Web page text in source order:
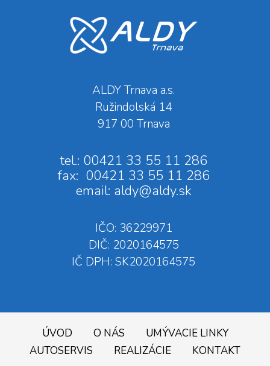
ALDY Trnava a.s.
Ružindolská 14
917 00 Trnava
tel.: 00421 33 55 11 286
fax: 00421 33 55 11 286
email: aldy@aldy.sk
IČO: 36229971
DIČ: 2020164575
IČ DPH: SK2020164575
ÚVOD O NÁS
UMÝVACIE LINKY
AUTOSERVIS
REALIZÁCIE KONTAKT